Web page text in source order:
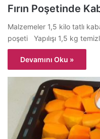
Fırın Poşetinde
Malzemeler 1,5 kilo tatlı
poşeti Yapılışı 1,5 kg
Devamını Oku »